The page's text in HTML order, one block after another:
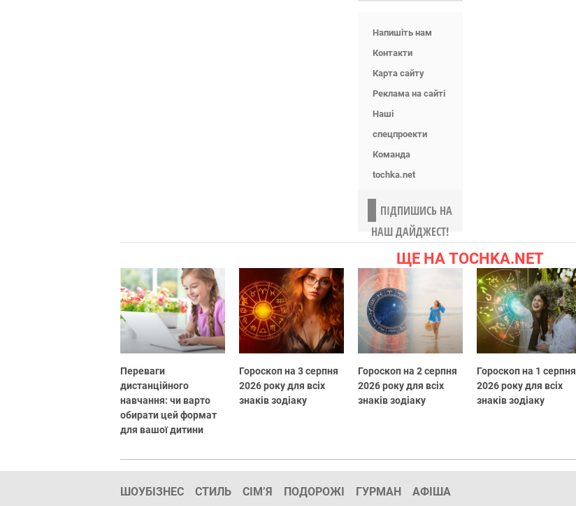
Напишіть нам
Контакти
Карта сайту
Реклама на сайті
Наші
спецпроекти
Команда
tochka.net
ПІДПИШИСЬ НА
НАШ ДАЙДЖЕСТ!
ЩЕ НА TOCHKA.NET
Переваги
дистанційного
навчання: чи варто
обирати цей формат
для вашої дитини
Гороскоп на 3 серпня
2026 року для всіх
знаків зодіаку
Гороскоп на 2 серпня
2026 року для всіх
знаків зодіаку
Гороскоп на 1 серпня
2026 року для всіх
знаків зодіаку
ШОУБІЗНЕС СТИЛЬ СІМ’Я ПОДОРОЖІ ГУРМАН АФІША